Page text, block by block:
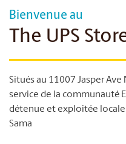
Bienvenue au
The UPS
Situés au 11007 Jasper
service de la communauté
détenue et exploitée
Sama